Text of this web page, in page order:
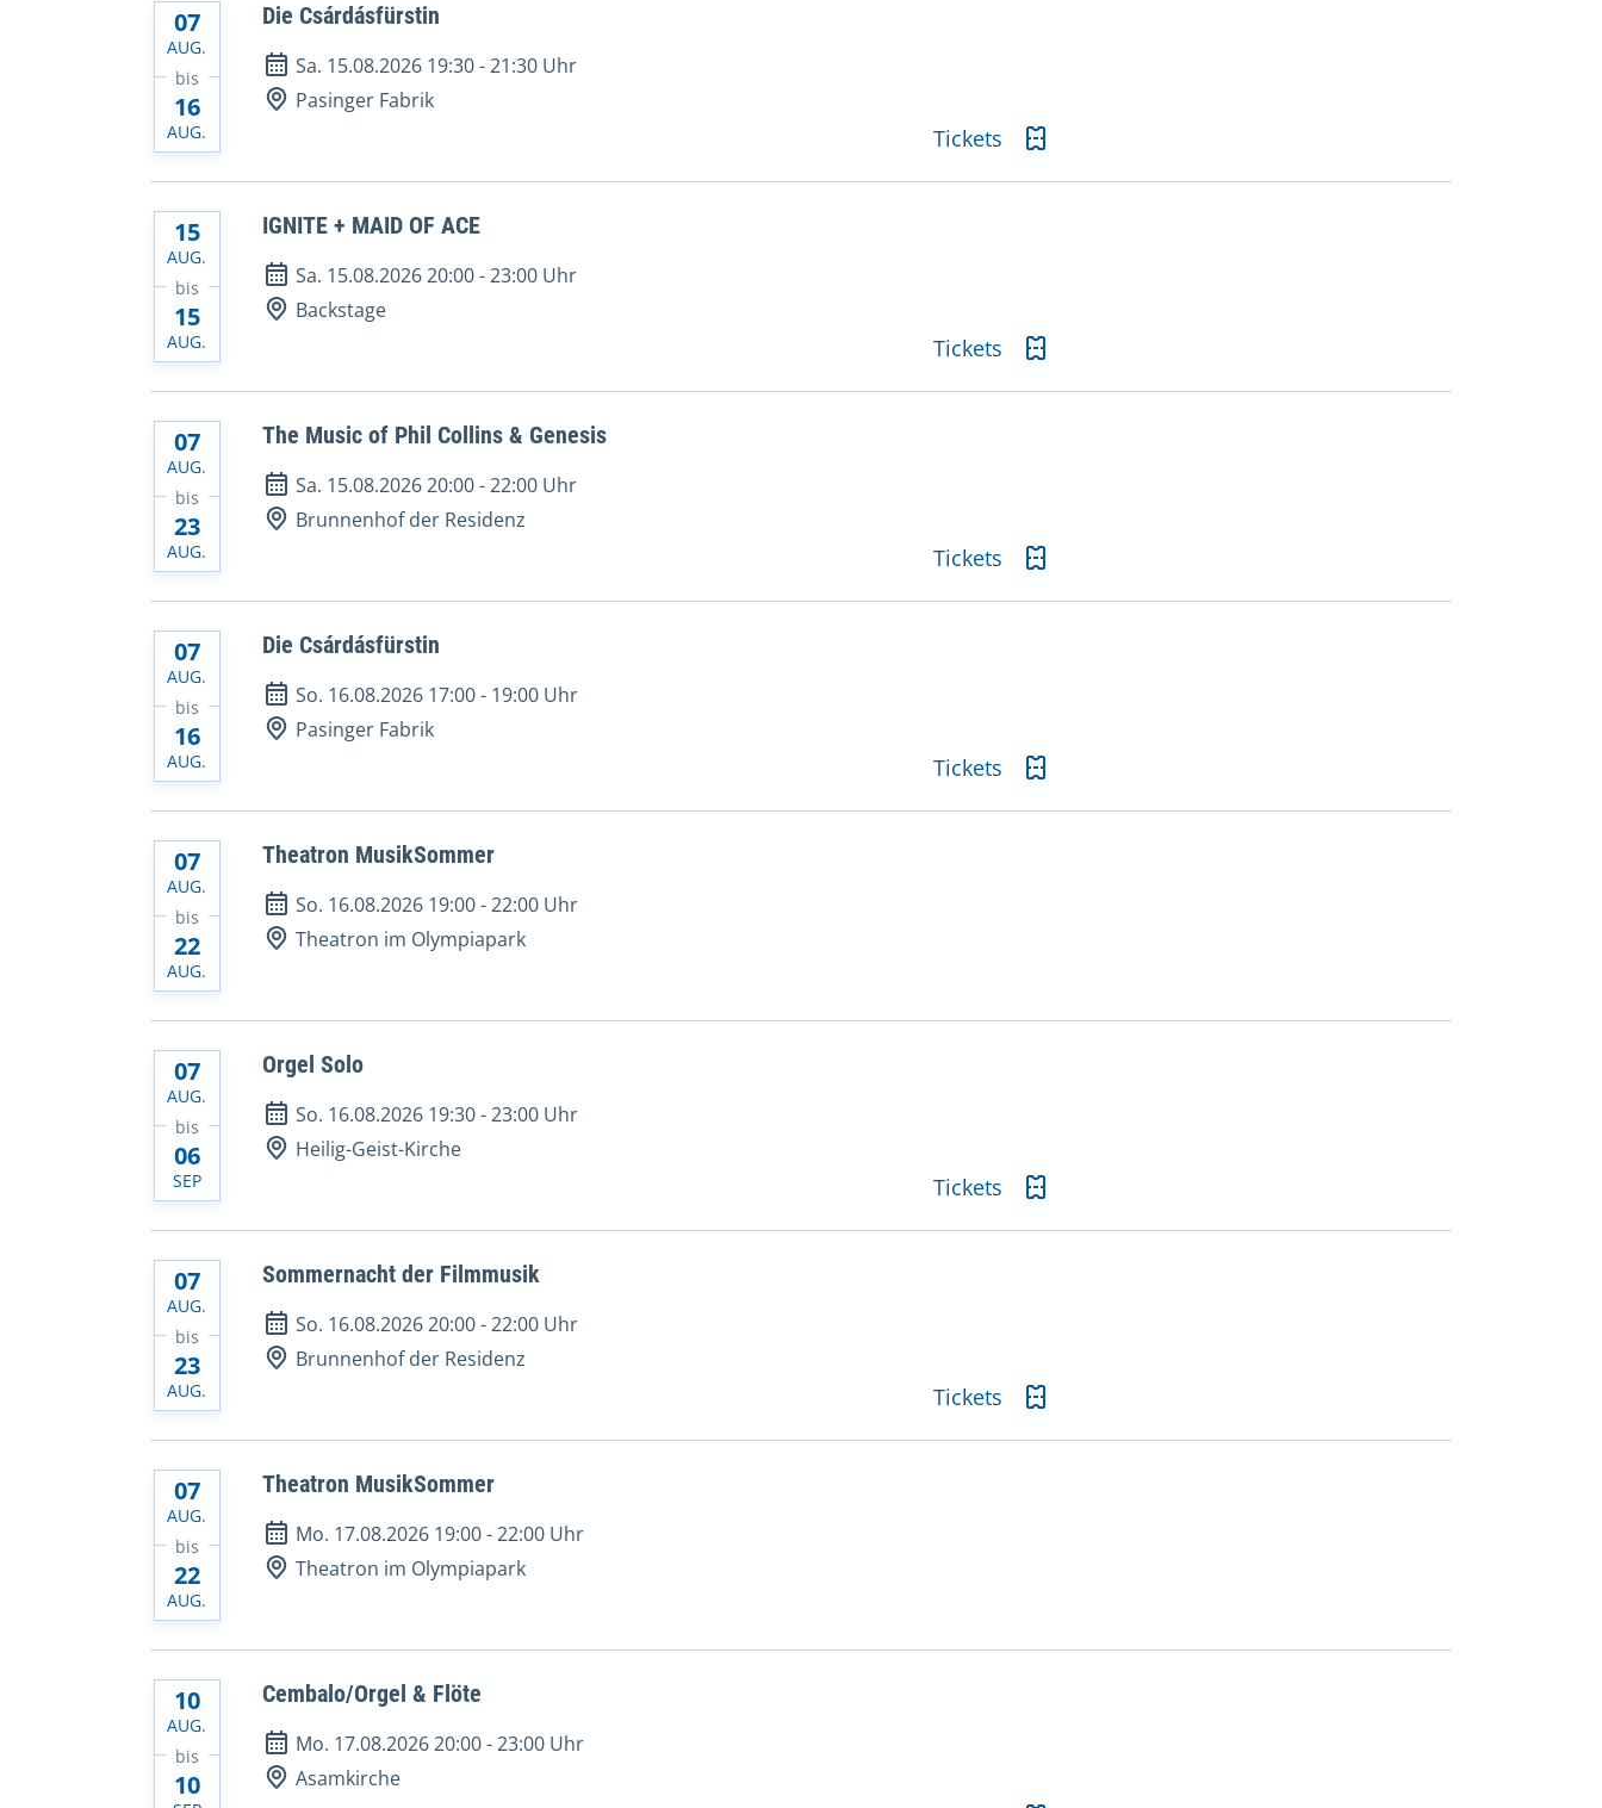
07
AUG.
bis
16
AUG.
Die Csárdásfürstin
Sa. 15.08.2026 19:30-21:30 Uhr
Pasinger Fabrik
Tickets
15
AUG.
bis
15
AUG.
IGNITE + MAID OF ACE
Sa. 15.08.2026 20:00-23:00 Uhr
Backstage
Tickets
07
AUG.
bis
23
AUG.
The Music of Phil Collins & Genesis
Sa. 15.08.2026 20:00-22:00 Uhr
Brunnenhof der Residenz
Tickets
07
AUG.
bis
16
AUG.
Die Csárdásfürstin
So. 16.08.2026 17:00- 19:00 Uhr
Pasinger Fabrik
Tickets
07
AUG.
bis
22
AUG.
Theatron MusikSommer
So. 16.08.2026 19:00-22:00 Uhr
Theatron im Olympiapark
07
AUG.
bis
06
SEP
Orgel Solo
So. 16.08.2026 19:30-23:00 Uhr
Heilig-Geist-Kirche
Tickets
07
AUG.
bis
23
AUG.
Sommernacht der Filmmusik
So. 16.08.2026 20:00-22:00 Uhr
Brunnenhof der Residenz
Tickets
07
AUG.
bis
22
AUG.
Theatron MusikSommer
Mo. 17.08.2026 19:00-22:00 Uhr
Theatron im Olympiapark
10
AUG.
bis
10
Cembalo/Orgel & Flöte
Mo. 17.08.2026 20:00-23:00 Uhr
Asamkirche